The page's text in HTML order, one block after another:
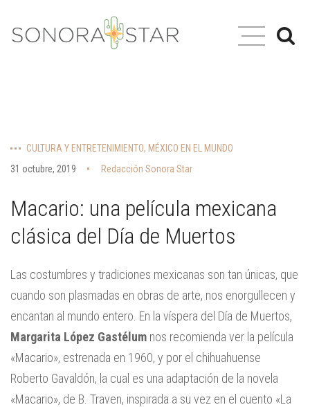
CULTURA Y ENTRETENIMIENTO, MÉXICO EN EL MUNDO
31 octubre, 2019
Redacción Sonora Star
Macario: una película mexicana
clásica del Día de Muertos
Las costumbres y tradiciones mexicanas son tan únicas, que
cuando son plasmadas en obras de arte, nos enorgullecen y
encantan al mundo entero. En la víspera del Día de Muertos,
Margarita López Gastélum nos recomienda ver la película
«Macario», estrenada en 1960, y por el chihuahuense
Roberto Gavaldón, la cual es una adaptación de la novela
«Macario», de B. Traven, inspirada a su vez en el cuento «La